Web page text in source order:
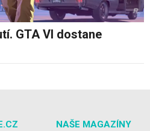
GTA VI dostane
NAŠE MAGAZÍNY